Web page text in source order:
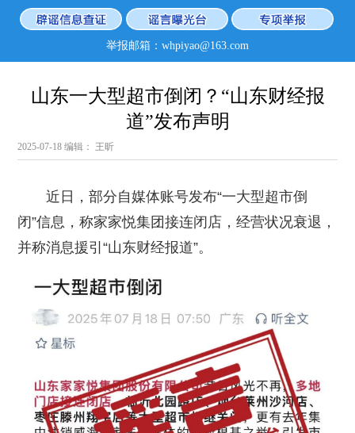
举报邮箱：whpiyao@163.com
山东一大型超市倒闭？“山东财经报
道”发布声明
2025-07-18编辑： 王昕
近日，部分自媒体账号发布“一大型超市倒
闭”信息，称家家悦集团接连闭店，经营状况衰退，
并称消息援引“山东财经报道”。